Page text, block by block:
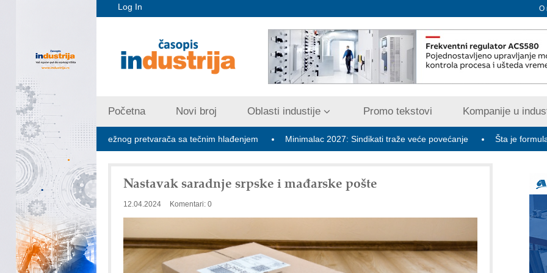
Log In O
Početna Novi broj Oblasti industije Promo tekstovi Kompanije u
1500 VDC mrežnog pretvarača sa tečnim hlađenjem Minimalac 2027: Sindikati traže veće povećanje Šta je formula za
Nastavak saradnje srpske i mađarske pošte
12.04.2024 Komentari: 0